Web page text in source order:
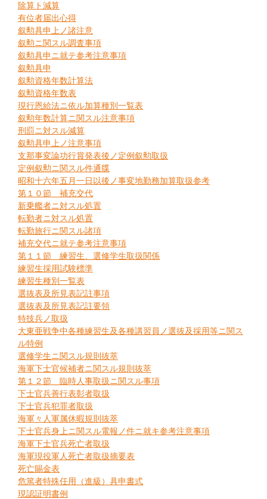
除算ト減算
有位者届出心得
叙勲具申上ノ諸注意
叙勲ニ関スル調査事項
叙勲具申ニ就テ参考注意事項
叙勲具申
叙勲資格年数計算法
叙勲資格年数表
現行恩給法ニ依ル加算種別一覧表
叙勲年数計算ニ関スル注意事項
刑罰ニ対スル減算
叙勲具申上ノ注意事項
支那事変論功行賞発表後ノ定例叙勲取扱
定例叙勲ニ関スル件通牒
昭和十六年五月一日以後ノ事変地勤務加算取扱参考
第１０節 補充交代
新乗艦者ニ対スル処置
転勤者ニ対スル処置
転勤旅行ニ関スル諸項
補充交代ニ就テ参考注意事項
第１１節 練習生、選修学生取扱関係
練習生採用試験標準
練習生種別一覧表
選抜表及所見表記註事項
選抜表及所見表記註要領
特技兵ノ取扱
大東亜戦争中各種練習生及各種講習員ノ選抜及採用等ニ関ス
ル特例
選修学生ニ関スル規則抜萃
海軍下士官候補者ニ関スル規則抜萃
第１２節 臨時人事取扱ニ関スル事項
下士官兵善行表彰者取扱
下士官兵犯罪者取扱
海軍々人軍属休暇規則抜萃
下士官兵身上ニ関スル電報ノ件ニ就キ参考注意事項
海軍下士官兵死亡者取扱
海軍現役軍人死亡者取扱摘要表
死亡賜金表
危篤者特殊任用（進級）具申書式
現認証明書例